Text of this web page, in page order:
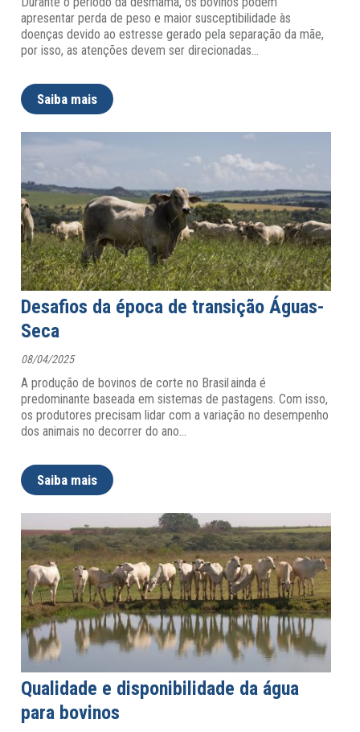
apresentar perda de peso e maior susceptibilidade às
doenças devido ao estresse gerado pela separação da mãe,
por isso, as atenções devem ser direcionadas…
Saiba mais
Desafios da época de transição Águas-
Seca
08/04/2025
A produção de bovinos de corte no Brasil ainda é
predominante baseada em sistemas de pastagens. Com isso,
os produtores precisam lidar com a variação no desempenho
dos animais no decorrer do ano…
Saiba mais
Qualidade e disponibilidade da água
para bovinos